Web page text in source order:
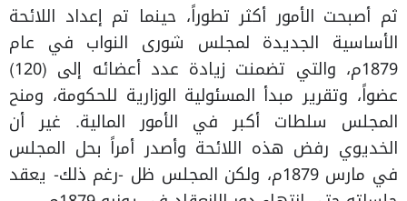
ثم أصبحت الأمور أكثر تطوراً، حينما تم إعداد اللائحة
الأساسية الجديدة لمجلس شورى النواب في عام
1879م، والتي تضمنت زيادة عدد أعضائه إلى (120)
عضواً، وتقرير مبدأ المسئولية الوزارية للحكومة، ومنح
المجلس سلطات أكبر في الأمور المالية. غير أن
الخديوي رفض هذه اللائحة وأصدر أمراً بحل المجلس
في مارس 1879م، ولكن المجلس ظل -رغم ذلك- يعقد